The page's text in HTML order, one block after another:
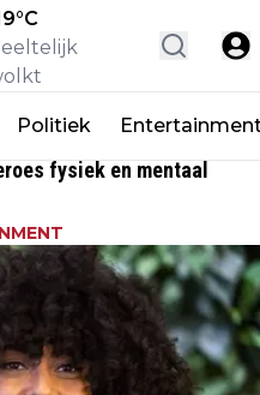
°C
Politiek
fysiek en mentaal